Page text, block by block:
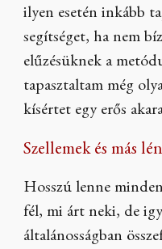
ilyen esetén inkább
segítséget, ha nem
elűzésüknek a
tapasztaltam még
kísértet egy erős
Szellemek és más
Hosszú lenne
fél, mi árt neki, de
általánosságban